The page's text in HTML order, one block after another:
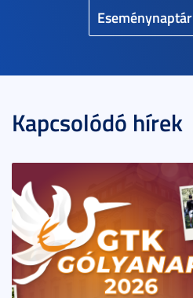
Eseménynaptár
Kapcsolódó hírek